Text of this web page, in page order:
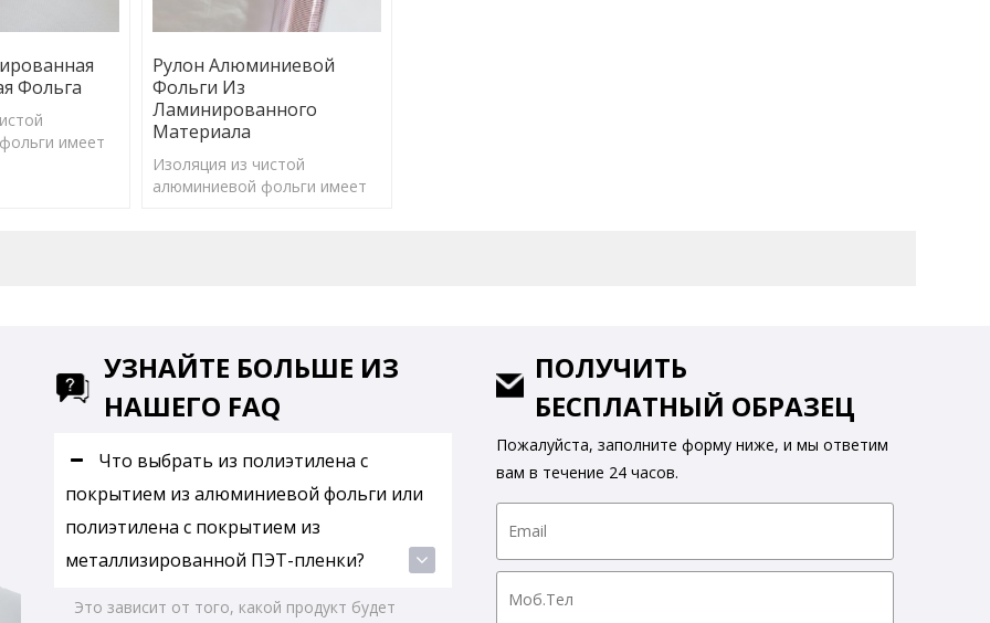
Фольга
имеет
Рулон Алюминиевой
Фольги Из
Ламинированного
Материала
Изоляция из чистой
алюминиевой фольги имеет
УЗНАЙТЕ БОЛЬШЕ ИЗ
НАШЕГО FAQ
Что выбрать из полиэтилена с
покрытием из алюминиевой фольги или
полиэтилена с покрытием из
металлизированной ПЭТ-пленки?
Это зависит от того, какой продукт будет
ПОЛУЧИТЬ
БЕСПЛАТНЫЙ ОБРАЗЕЦ
Пожалуйста, заполните форму ниже, и мы ответим
вам в течение 24 часов.